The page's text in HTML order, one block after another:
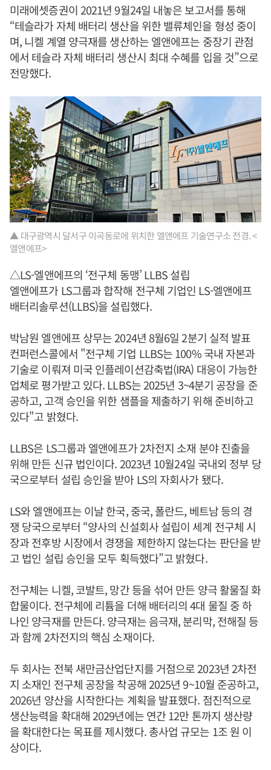
미래에셋증권이 2021년 9월24일 내놓은 보고서를 통해
“테슬라가 자체 배터리 생산을 위한 밸류체인을 형성 중이
며, 니켈 계열 양극재를 생산하는 엘앤에프는 중장기 관점
에서 테슬라 자체 배터리 생산시 최대 수혜를 입을 것”으로
전망했다.
▲ 대구광역시 달서구 이곡동로에 위치한 엘앤에프 기술연구소 전경. <
엘앤에프>
△LS-엘앤에프의 ‘전구체 동맹’ LLBS 설립
엘앤에프가 LS그룹과 합작해 전구체 기업인 LS-엘앤에프
배터리솔루션(LLBS)을 설립했다.
박남원 엘앤에프 상무는 2024년 8월6일 2분기 실적 발표
컨퍼런스콜에서 "전구체 기업 LLBS는 100% 국내 자본과
기술로 이뤄져 미국 인플레이션감축법(IRA) 대응이 가능한
업체로 평가받고 있다. LLBS는 2025년 3~4분기 공장을 준
공하고, 고객 승인을 위한 샘플을 제출하기 위해 준비하고
있다"고 밝혔다.
LLBS은 LS그룹과 엘앤에프가 2차전지 소재 분야 진출을
위해 만든 신규 법인이다. 2023년 10월24일 국내외 정부 당
국으로부터 설립 승인을 받아 LS의 자회사가 됐다.
LS와 엘앤에프는 이날 한국, 중국, 폴란드, 베트남 등의 경
쟁 당국으로부터 “양사의 신설회사 설립이 세계 전구체 시
장과 전후방 시장에서 경쟁을 제한하지 않는다는 판단을 받
고 법인 설립 승인을 모두 획득했다”고 밝혔다.
전구체는 니켈, 코발트, 망간 등을 섞어 만든 양극 활물질 화
합물이다. 전구체에 리튬을 더해 배터리의 4대 물질 중 하
나인 양극재를 만든다. 양극재는 음극재, 분리막, 전해질 등
과 함께 2차전지의 핵심 소재이다.
두 회사는 전북 새만금산업단지를 거점으로 2023년 2차전
지 소재인 전구체 공장을 착공해 2025년 9~10월 준공하고,
2026년 양산을 시작한다는 계획을 발표했다. 점진적으로
생산능력을 확대해 2029년에는 연간 12만 톤까지 생산량
을 확대한다는 목표를 제시했다. 총사업 규모는 1조 원 이
상이다.